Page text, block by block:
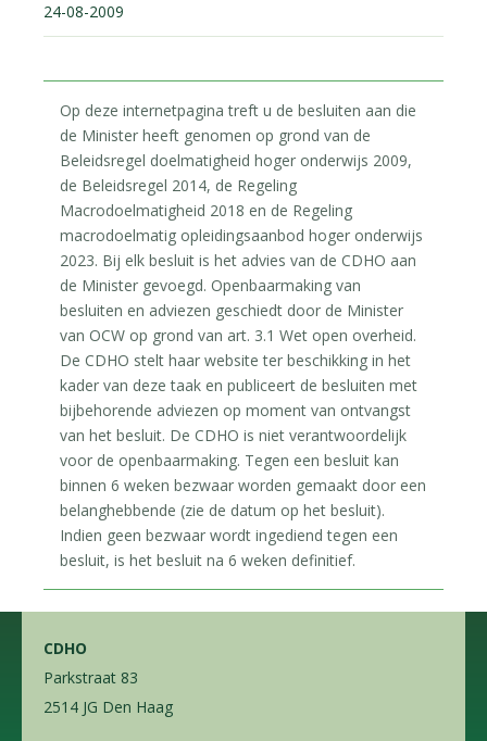
24-08-2009
Op deze internetpagina treft u de besluiten aan die
de Minister heeft genomen op grond van de
Beleidsregel doelmatigheid hoger onderwijs 2009,
de Beleidsregel 2014, de Regeling
Macrodoelmatigheid 2018 en de Regeling
macrodoelmatig opleidingsaanbod hoger onderwijs
2023. Bij elk besluit is het advies van de CDHO aan
de Minister gevoegd. Openbaarmaking van
besluiten en adviezen geschiedt door de Minister
van OCW op grond van art. 3.1 Wet open overheid.
De CDHO stelt haar website ter beschikking in het
kader van deze taak en publiceert de besluiten met
bijbehorende adviezen op moment van ontvangst
van het besluit. De CDHO is niet verantwoordelijk
voor de openbaarmaking. Tegen een besluit kan
binnen 6 weken bezwaar worden gemaakt door een
belanghebbende (zie de datum op het besluit).
Indien geen bezwaar wordt ingediend tegen een
besluit, is het besluit na 6 weken definitief.
CDHO
Parkstraat 83
2514 JG Den Haag